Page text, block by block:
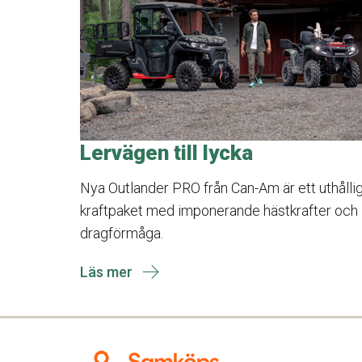
Lervägen till lycka
Nya Outlander PRO från Can-Am är ett
kraftpaket med imponerande hästkrafter och
dragförmåga.
Läs mer